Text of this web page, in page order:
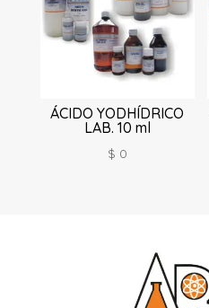
ÁCIDO YODHÍDRICO
LAB. 10 ml
$ 0